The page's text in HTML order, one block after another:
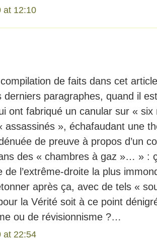
at 12:10
de faits dans cet
derniers paragraphes, quand il
ont fabriqué un canular sur « six
assassinés », échafaudant une
de preuve à propos d’un
des « chambres à gaz »… » :
de l’extrême-droite la plus
après ça, avec de tels «
la Vérité soit à ce point
ou de révisionnisme ?…
at 22:54